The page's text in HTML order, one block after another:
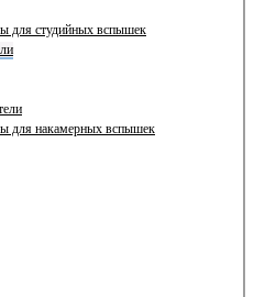
для студийных вспышек
для накамерных вспышек